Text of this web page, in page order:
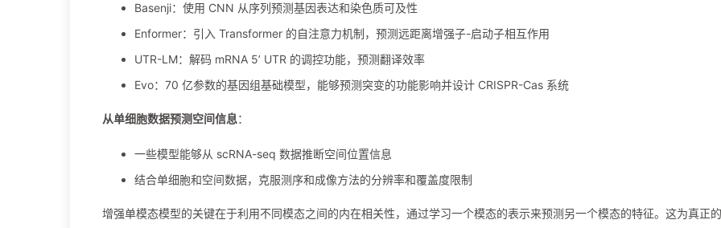
Basenji：使用 CNN 从序列预测基因表达和染色质可及性
Enformer：引入 Transformer 的自注意力机制，预测远距离增强子-启动子相互作用
UTR-LM：解码 mRNA 5’ UTR 的调控功能，预测翻译效率
Evo：70 亿参数的基因组基础模型，能够预测突变的功能影响并设计 CRISPR-Cas 系统
从单细胞数据预测空间信息：
一些模型能够从 scRNA-seq 数据推断空间位置信息
结合单细胞和空间数据，克服测序和成像方法的分辨率和覆盖度限制
增强单模态模型的关键在于利用不同模态之间的内在相关性，通过学习一个模态的表示来预测另一个模态的特征。这为真正